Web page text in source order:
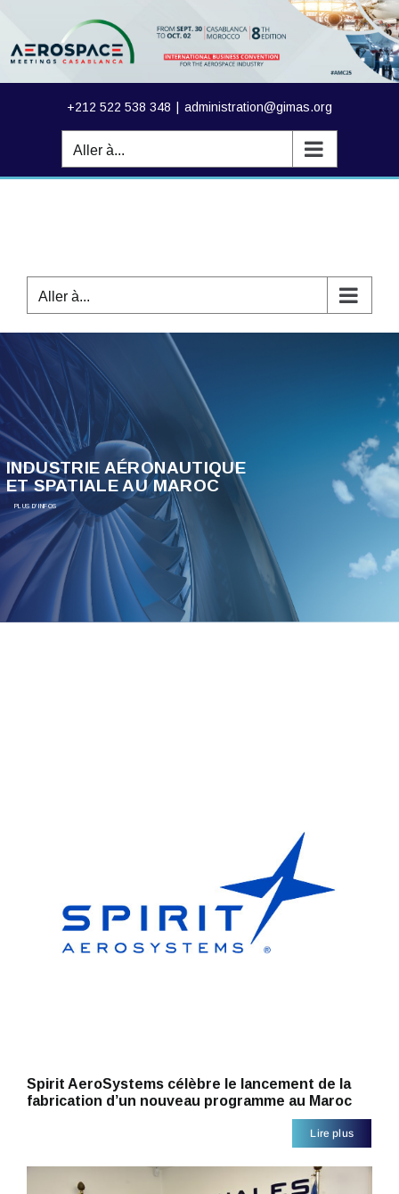
+212 522 538 348 administration@gimas.org
Aller à...
Aller à...
INDUSTRIE AÉRONAUTIQUE
ET SPATIALE AU MAROC
PLUS D'INFOS
Spirit AeroSystems célèbre le lancement de la
fabrication d’un nouveau programme au Maroc
Lire plus